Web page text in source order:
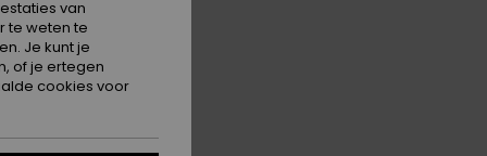
Green Say It With Stripes
van
te weten te
Je kunt je
of je ertegen
cookies voor